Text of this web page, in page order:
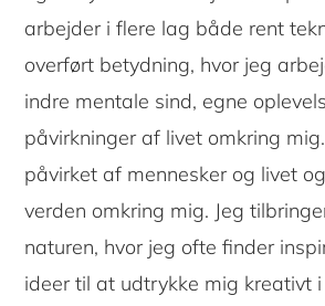
arbejder i flere lag både rent
overført betydning, hvor jeg
indre mentale sind, egne
påvirkninger af livet omkring
påvirket af mennesker og livet
verden omkring mig. Jeg
naturen, hvor jeg ofte finder
ideer til at udtrykke mig kreativt